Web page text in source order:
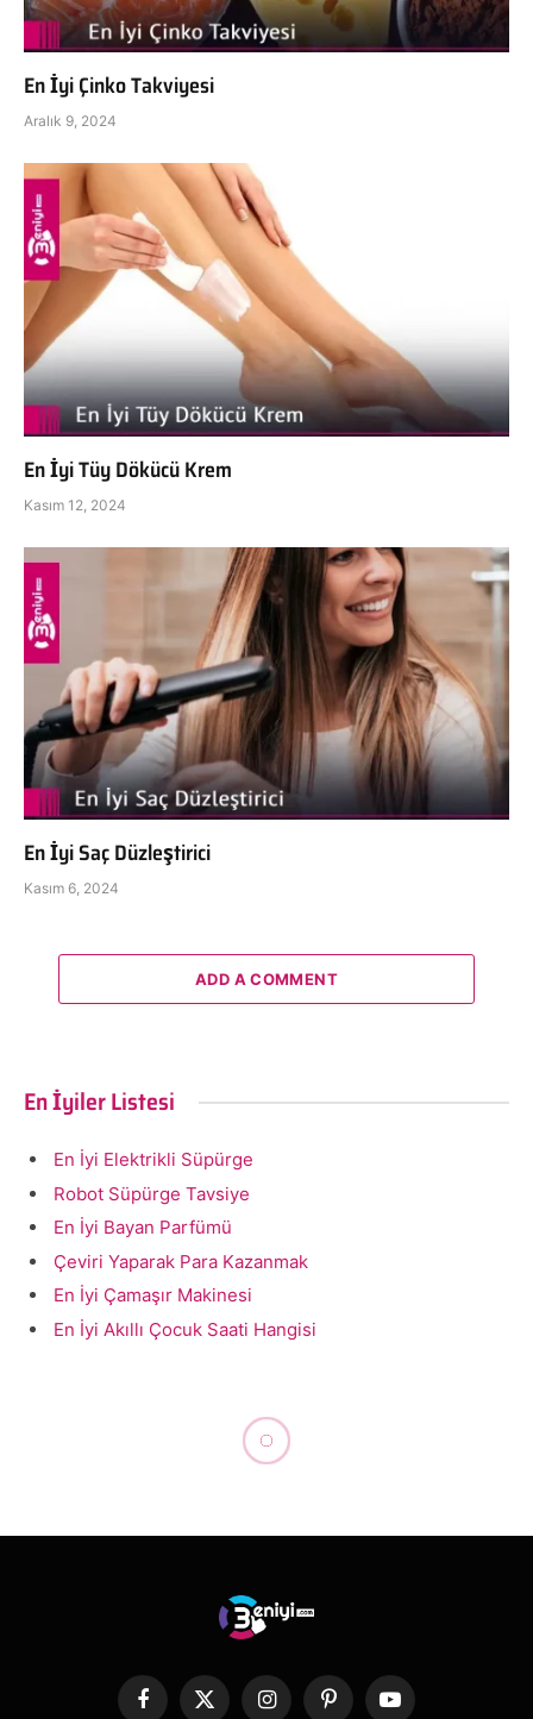
En İyi Çinko Takviyesi
Aralık 9, 2024
En İyi Tüy Dökücü Krem
Kasım 12, 2024
En İyi Saç Düzleştirici
Kasım 6, 2024
ADD A COMMENT
En İyiler Listesi
En İyi Elektrikli Süpürge
Robot Süpürge Tavsiye
En İyi Bayan Parfümü
Çeviri Yaparak Para Kazanmak
En İyi Çamaşır Makinesi
En İyi Akıllı Çocuk Saati Hangisi
Şampuan Zararlı mı?
Eylül 9, 2022